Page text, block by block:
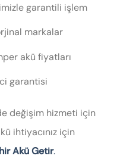
garantili işlem
markalar
akü fiyatları
garantisi
değişim hizmeti için
ihtiyacınız için
Akü Getir.